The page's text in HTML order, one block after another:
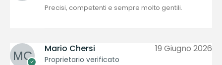
Precisi, competenti e sempre molto gentili.
Mario Chersi
Proprietario verificato
19 Giugno 2026